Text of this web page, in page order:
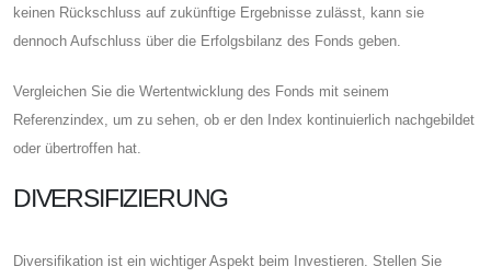
keinen Rückschluss auf zukünftige Ergebnisse zulässt, kann sie
dennoch Aufschluss über die Erfolgsbilanz des Fonds geben.
Vergleichen Sie die Wertentwicklung des Fonds mit seinem
Referenzindex, um zu sehen, ob er den Index kontinuierlich nachgebildet
oder übertroffen hat.
DIVERSIFIZIERUNG
Diversifikation ist ein wichtiger Aspekt beim Investieren. Stellen Sie